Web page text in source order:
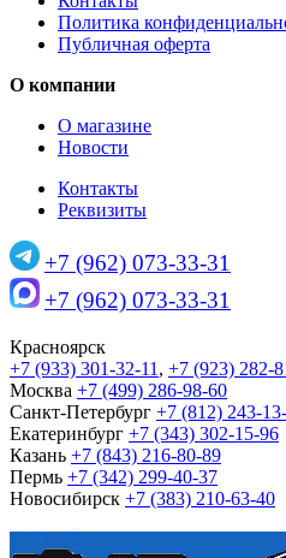
Политика
Публичная оферта
О компании
О магазине
Новости
Контакты
Реквизиты
+7 (962) 073-33-31
+7 (962) 073-33-31
Красноярск
+7 (933) 301-32-11 , +7 (923) 282-
Москва +7 (499) 286-98-60
Санкт-Петербург +7 (812) 243-
Екатеринбург +7 (343) 302-15-96
Казань +7 (843) 216-80-89
Пермь +7 (342) 299-40-37
Новосибирск +7 (383) 210-63-40